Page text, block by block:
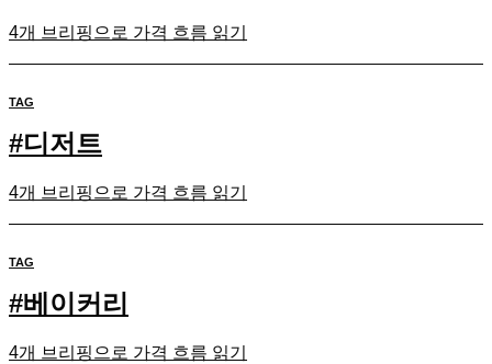
4개 브리핑으로 가격 흐름 읽기
TAG
#디저트
4개 브리핑으로 가격 흐름 읽기
TAG
#베이커리
4개 브리핑으로 가격 흐름 읽기